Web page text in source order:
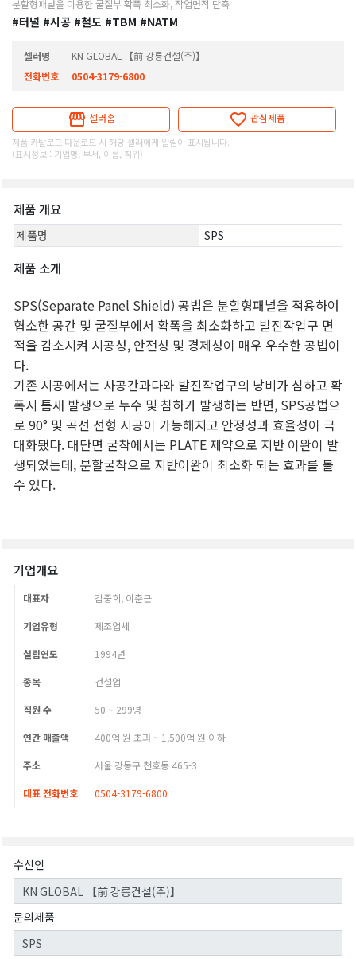
분할형패널을 이용한 굴절부 확폭 최소화, 작업면적 단축
#터널 #시공 #철도 #TBM #NATM
셀러명
KN GLOBAL 【前 강릉건설(주)】
전화번호
0504-3179-6800
셀러홈 관심제품
제품 카탈로그 다운로드 시 해당 셀러에게 알림이 표시됩니다.
(표시정보 : 기업명, 부서, 이름, 직위)
제품 개요
제품명 SPS
제품 소개
기업개요
대표자 김중희, 이춘근
기업유형 제조업체
설립연도 1994년
종목 건설업
직원 수 50 ~ 299명
연간 매출액 400억 원 초과 ~ 1,500억 원 이하
주소 서울 강동구 천호동 465-3
대표 전화번호 0504-3179-6800
수신인
문의제품